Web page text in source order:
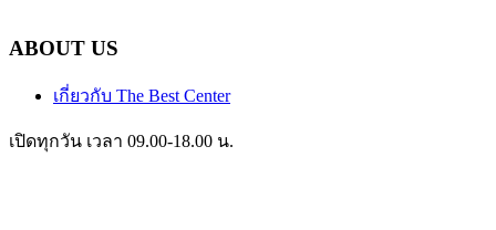
ABOUT US
เกี่ยวกับ The Best Center
เปิดทุกวัน เวลา 09.00-18.00 น.